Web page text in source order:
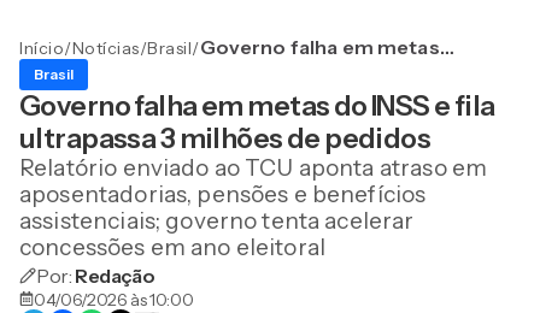
Início/Notícias/Brasil/Governo falha em metas
milhões de pedidos
Brasil
Governo falha em metas do INSS e fila
ultrapassa 3 milhões de pedidos
Relatório enviado ao TCU aponta atraso em
aposentadorias, pensões e benefícios
assistenciais; governo tenta acelerar
concessões em ano eleitoral
Por: Redação
04/06/2026 às 10:00